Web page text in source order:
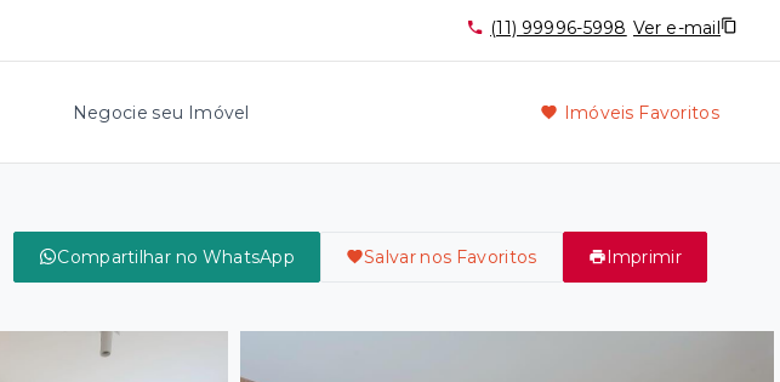
(11) 99996-5998 Ver e-mail
Negocie seu Imóvel Imóveis Favoritos
Compartilhar no WhatsApp Salvar nos Favoritos Imprimir